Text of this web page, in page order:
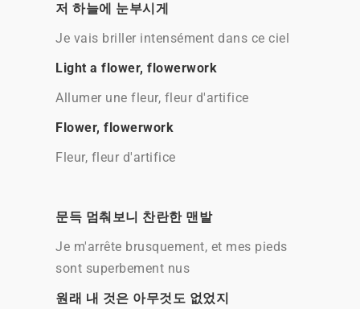
저 하늘에 눈부시게
Je vais briller intensément dans ce ciel
Light a flowеr, flowerwork
Allumer une fleur, fleur d'artifice
Flower, flowerwork
Fleur, fleur d'artifice
문득 멈춰보니 찬란한 맨발
Je m'arrête brusquement, et mes pieds
sont superbement nus
원래 내 것은 아무것도 없었지